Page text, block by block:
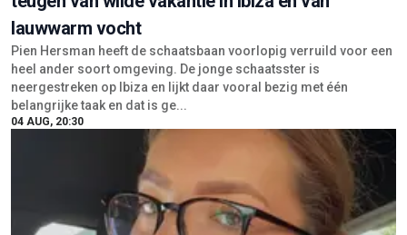
lauwwarm vocht
Pien Hersman heeft de schaatsbaan voorlopig verruild voor een
heel ander soort omgeving. De jonge schaatsster is
neergestreken op Ibiza en lijkt daar vooral bezig met één
belangrijke taak en dat is ge...
04 AUG, 20:30